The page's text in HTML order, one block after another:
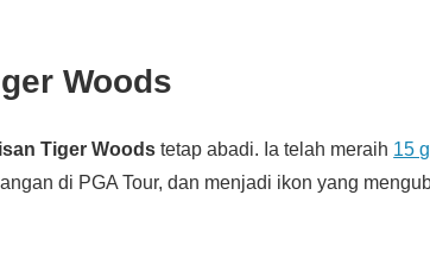
Woods
Tiger Woods tetap abadi. Ia telah meraih 15
di PGA Tour, dan menjadi ikon yang